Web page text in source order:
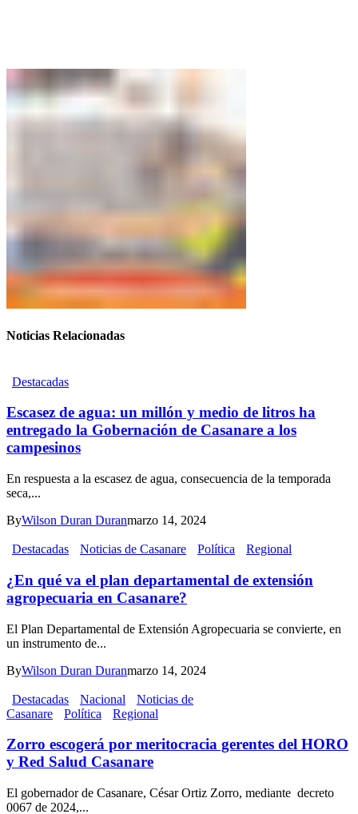
Noticias Relacionadas
Destacadas
Escasez de agua: un millón y medio de litros ha
entregado la Gobernación de Casanare a los
campesinos
En respuesta a la escasez de agua, consecuencia de la temporada
seca,...
ByWilson Duran Duranmarzo 14, 2024
Destacadas Noticias de Casanare Política Regional
¿En qué va el plan departamental de extensión
agropecuaria en Casanare?
El Plan Departamental de Extensión Agropecuaria se convierte, en
un instrumento de...
ByWilson Duran Duranmarzo 14, 2024
Destacadas Nacional
Noticias de
Casanare
Política Regional
Zorro escogerá por meritocracia gerentes del HORO
y Red Salud Casanare
El gobernador de Casanare, César Ortiz Zorro, mediante decreto
0067 de 2024,...